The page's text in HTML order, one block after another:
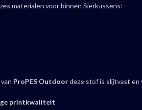
materialen voor binnen Sierkussens:
ProPES Outdoordeze stof is slijtvast en
printkwaliteit